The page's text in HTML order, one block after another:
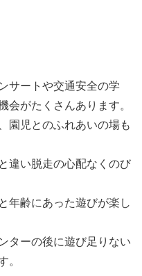
サートや交通安全の学
がたくさんあります。
園児とのふれあいの場も
違い脱走の心配なくのび
年齢にあった遊びが楽し
ターの後に遊び足りない